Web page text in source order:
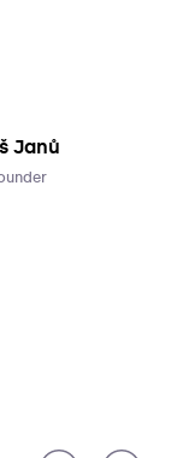
Janů